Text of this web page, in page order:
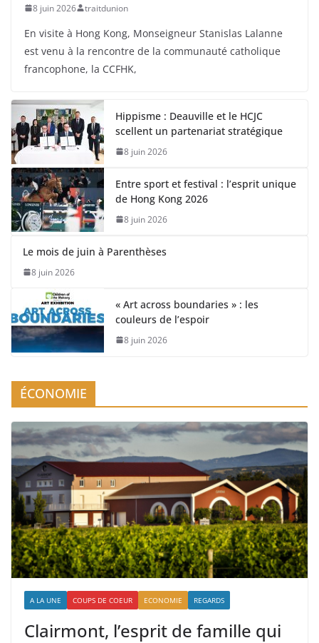
8 juin 2026 traitdunion
En visite à Hong Kong, Monseigneur Stanislas Lalanne
est venu à la rencontre de la communauté catholique
francophone, la CCFHK,
Hippisme : Deauville et le HCJC
scellent un partenariat stratégique
8 juin 2026
Entre sport et festival : l’esprit unique
de Hong Kong 2026
8 juin 2026
Le mois de juin à Parenthèses
8 juin 2026
« Art across boundaries » : les
couleurs de l’espoir
8 juin 2026
ÉCONOMIE
A LA UNE COUPS DE COEUR ECONOMIE REGARDS
Clairmont, l’esprit de famille qui